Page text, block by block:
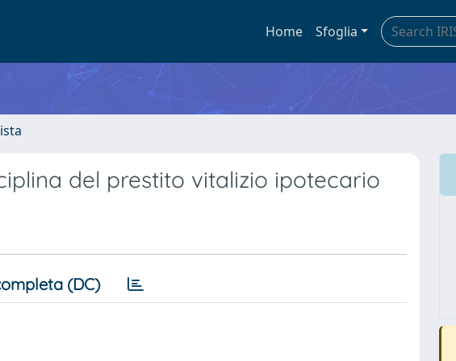
Home Sfoglia
del prestito vitalizio ipotecario
(DC)